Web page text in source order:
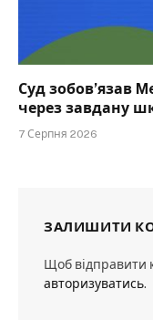
Суд зобов’язав
через завдану
7 Серпня 2026
ЗАЛИШИТИ
Щоб відправити
авторизуватись.